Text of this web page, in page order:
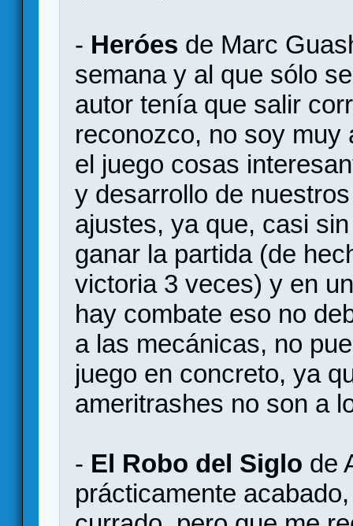
- Heróes de Marc
semana y al que sólo
autor tenía que salir
reconozco, no soy muy
el juego cosas
y desarrollo de
ajustes, ya que, casi
ganar la partida (de
victoria 3 veces) y en
hay combate eso no
a las mecánicas, no
juego en concreto, ya
ameritrashes no son a
- El Robo del Siglo de
prácticamente